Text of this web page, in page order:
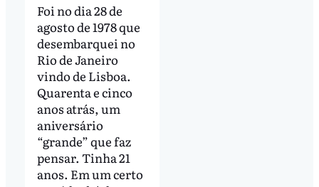
Foi no dia 28 de
agosto de 1978 que
desembarquei no
Rio de Janeiro
vindo de Lisboa.
Quarenta e cinco
anos atrás, um
aniversário
“grande” que faz
pensar. Tinha 21
anos. Em um certo